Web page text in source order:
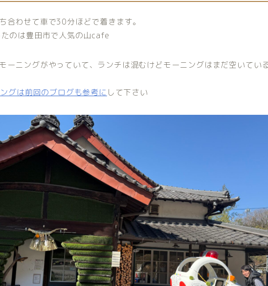
合わせて車で30分ほどで着きます。
のは豊田市で人気の山cafe
ーニングがやっていて、ランチは混むけどモーニングはまだ空いてい
グは前回のブログも参考に して下さい